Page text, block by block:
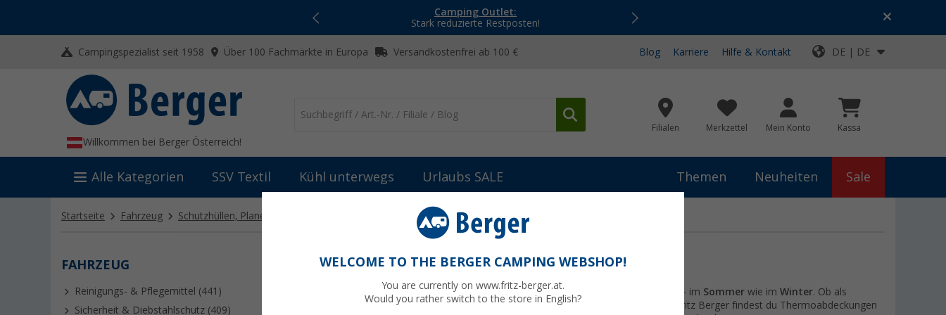
Camping Outlet:
Stark reduzierte Restposten!
Top-Deals für dein Abenteuer!
Campingspezialist seit 1958 Über 100 Fachmärkte in Europa Versandkostenfrei ab 100 € Blog Karriere Hilfe & Kontakt DE | DE
Willkommen bei Berger Österreich!
Filialen Merkzettel Mein Konto Kassa
Alle Kategorien SSV Textil Kühl unterwegs Urlaubs SALE Themen Neuheiten Sale
Startseite Fahrzeug Schutzhüllen, Planen & Isolierung Thermomatten & Isolierung (49)
FAHRZEUG
Reinigungs- & Pflegemittel (441)
Sicherheit & Diebstahlschutz (409)
THERMOMATTEN & ISOLIERUNG
Thermomatten sorgen in Wohnmobil und Wohnwagen für einangenehmes Innenklima – im Sommer wie imWinter. Ob als
Außenisolierung für das Fahrerhaus oder als Innenmatte für Fenster und Dachluken: Bei Fritz Berger findest du Thermoabdeckungen
WELCOME TO THE BERGER CAMPING WEBSHOP!
You are currently on www.fritz-berger.at.
Would you rather switch to the store in English?